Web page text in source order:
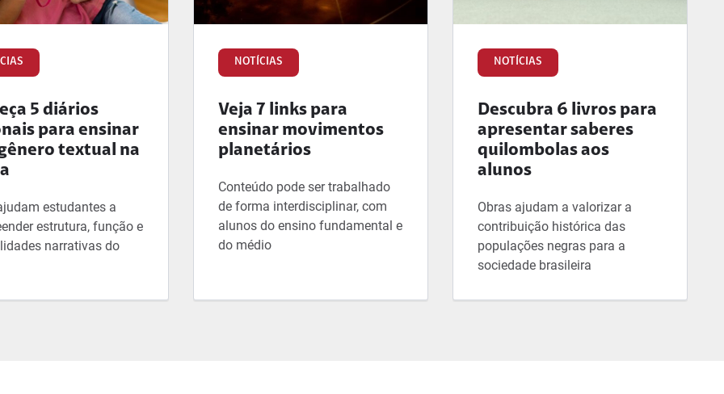
5 diários
para ensinar
textual na
estudantes a
estrutura, função e
narrativas do
NOTÍCIAS
Veja 7 links para
ensinar movimentos
planetários
Conteúdo pode ser trabalhado
de forma interdisciplinar, com
alunos do ensino fundamental e
do médio
NOTÍCIAS
Descubra 6 livros para
apresentar saberes
quilombolas aos
alunos
Obras ajudam a valorizar a
contribuição histórica das
populações negras para a
sociedade brasileira